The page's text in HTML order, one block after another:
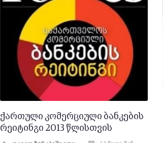
ქართული კომერციული ბანკების
რეიტინგი 2013 წლისთვის